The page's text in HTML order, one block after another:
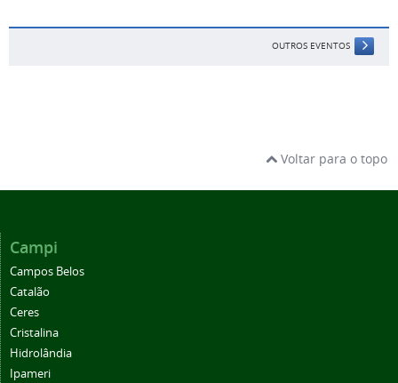
OUTROS EVENTOS
Voltar para o topo
Campi
Campos Belos
Catalão
Ceres
Cristalina
Hidrolândia
Ipameri